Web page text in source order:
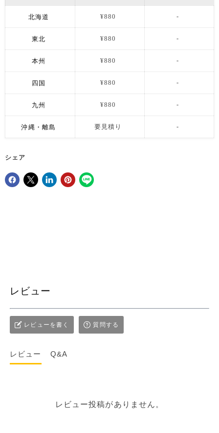
北海道 ¥880 -
東北 ¥880 -
本州 ¥880 -
四国 ¥880 -
九州 ¥880 -
沖縄・離島 要見積り -
シェア
レビュー
レビューを書く 質問する
レビュー Q&A
レビュー投稿がありません。